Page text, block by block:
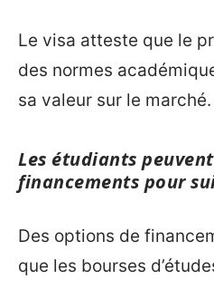
Le visa atteste que le
des normes
sa valeur sur le marché.
Les étudiants
financements pour
Des options de
que les bourses